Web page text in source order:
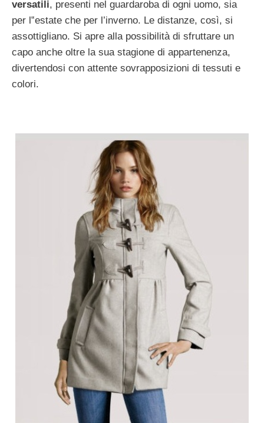
versatili, presenti nel guardaroba di ogni uomo, sia
per l‟estate che per l’inverno. Le distanze, così, si
assottigliano. Si apre alla possibilità di sfruttare un
capo anche oltre la sua stagione di appartenenza,
divertendosi con attente sovrapposizioni di tessuti e
colori.